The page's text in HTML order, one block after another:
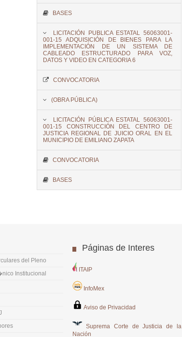
BASES
LICITACIÓN PUBLICA ESTATAL 56063001-
001-15 ADQUISICIÓN DE BIENES PARA LA
IMPLEMENTACIÓN DE UN SISTEMA DE
CABLEADO ESTRUCTURADO PARA VOZ,
DATOS Y VIDEO EN CATEGORIA 6
CONVOCATORIA
(OBRA PÚBLICA)
LICITACIÓN PÚBLICA ESTATAL 56063001-
001-15 CONSTRUCCIÓN DEL CENTRO DE
JUSTICIA REGIONAL DE JUICIO ORAL EN EL
MUNICIPIO DE EMILIANO ZAPATA
CONVOCATORIA
BASES
del Pleno
Institucional
Páginas de Interes
ITAIP
InfoMex
Aviso de Privacidad
Suprema Corte de Justicia de la
Nación